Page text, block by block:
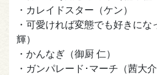
・カレイドスター（ケン）
・可愛ければ変態でも好きにな
輝）
・かんなぎ（御厨 仁）
・ガンパレード･マーチ（茜大介